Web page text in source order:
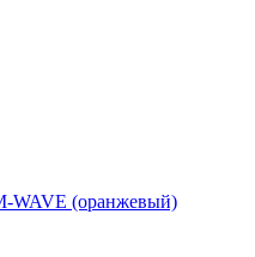
WAVE (оранжевый)